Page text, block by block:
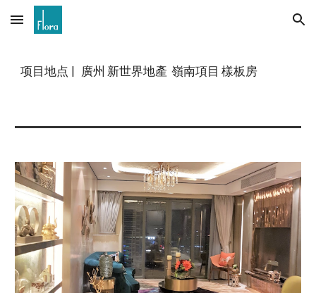
Skip to main content Skip to navigation
项目地点 | 廣州 新世界地產 嶺南項目 樣板房